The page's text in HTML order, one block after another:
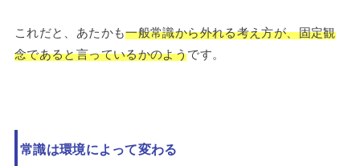
これだと、あたかも一般常識から外れる考え方が、固定観
念であると言っているかのようです。
常識は環境によって変わる